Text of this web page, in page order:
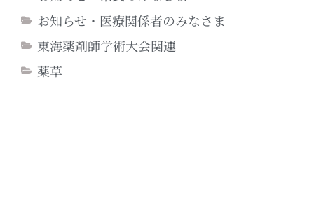
お知らせ・医療関係者のみなさま
東海薬剤師学術大会関連
薬草